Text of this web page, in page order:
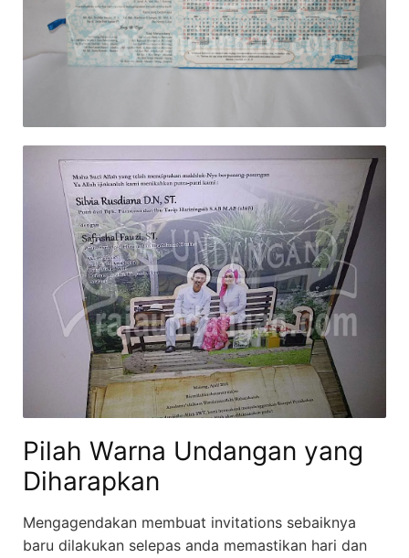
Pilah Warna Undangan yang
Diharapkan
Mengagendakan membuat invitations sebaiknya
baru dilakukan selepas anda memastikan hari dan